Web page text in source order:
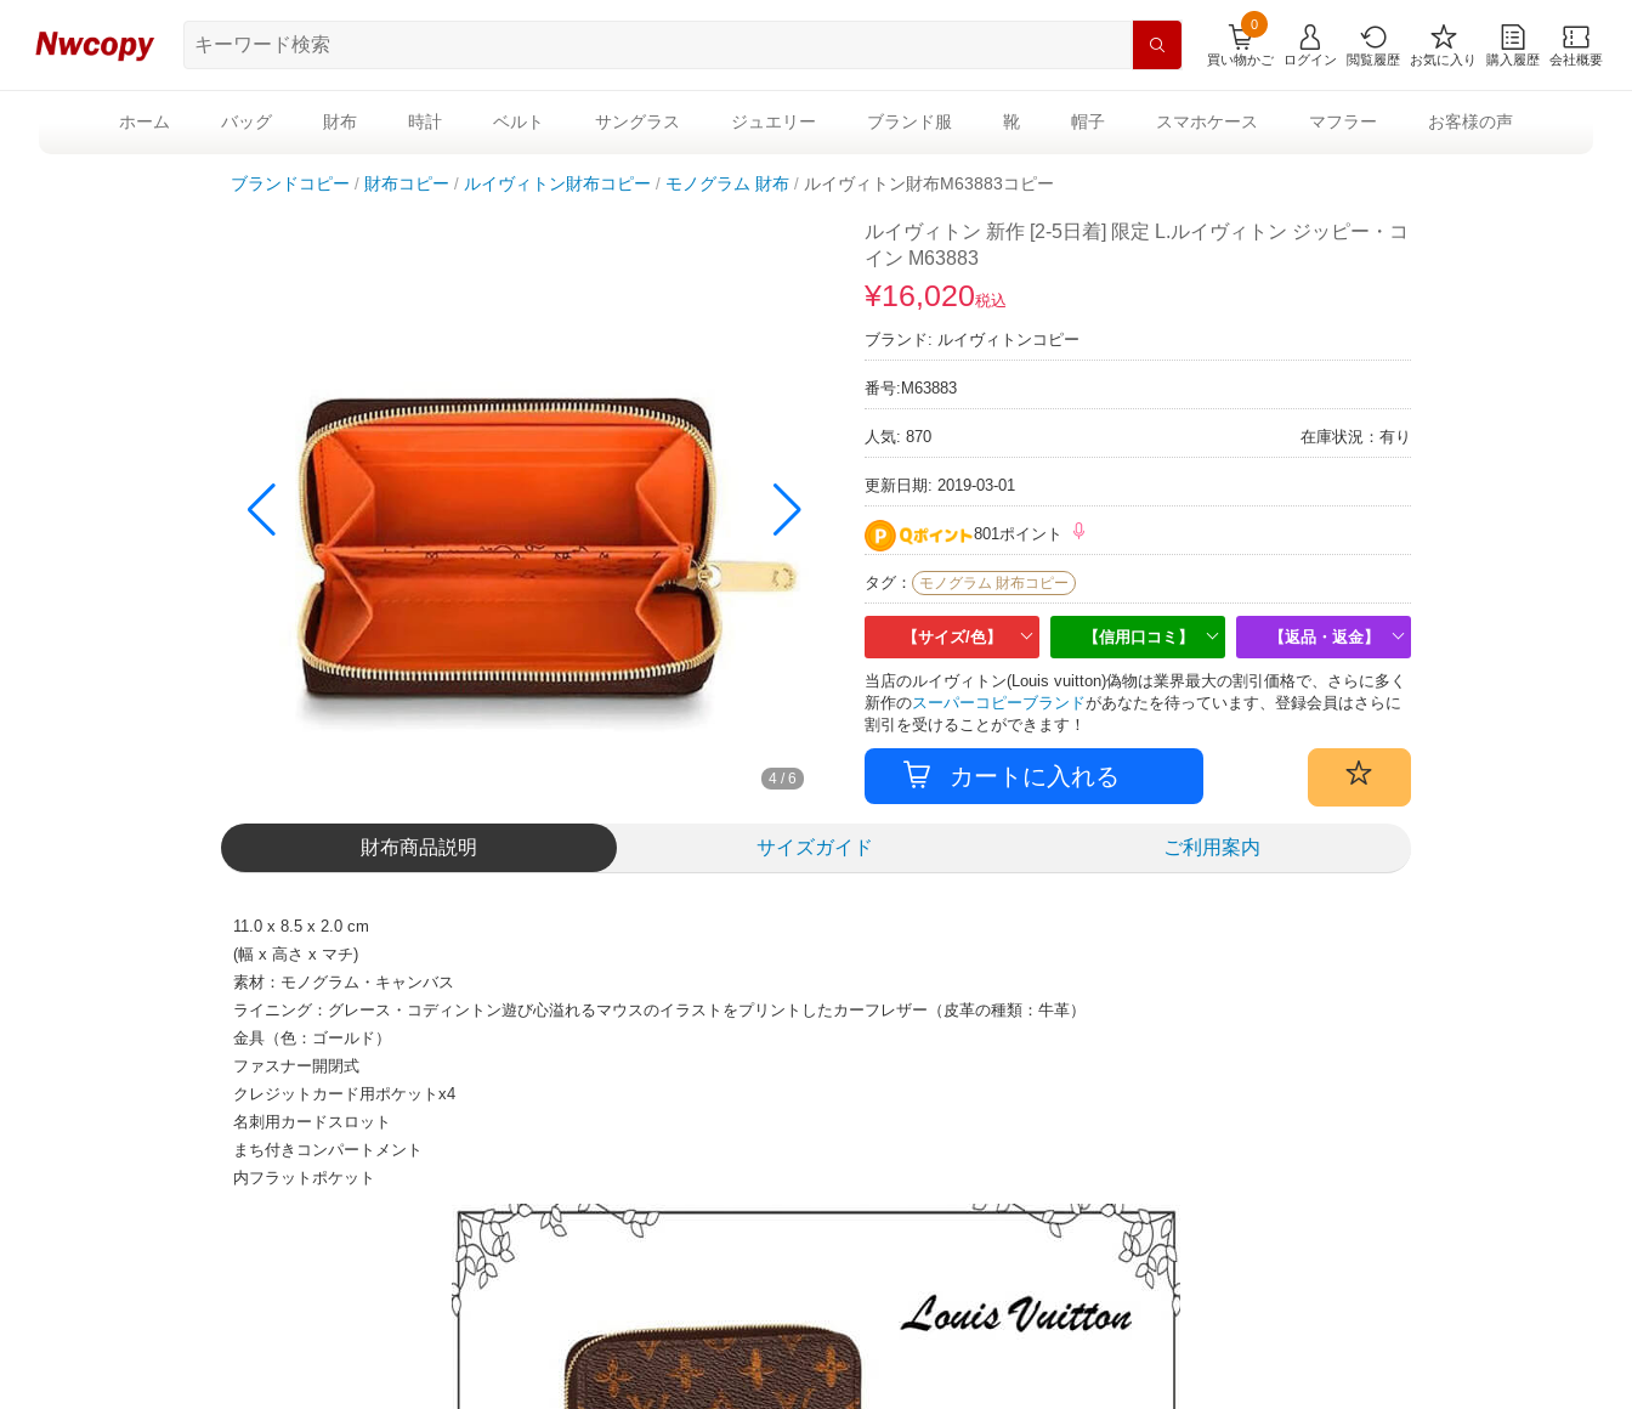
買い物かご
0
ログイン 閲覧履歴 お気に入り 購入履歴 会社概要
ホーム バッグ 財布 時計 ベルト サングラス ジュエリー ブランド服 靴 帽子 スマホケース マフラー お客様の声
ブランドコピー 財布コピー ルイヴィトン財布コピー モノグラム 財布 ルイヴィトン財布M63883コピー
4 / 6
ルイヴィトン 新作 [2-5日着] 限定 L.ルイヴィトン ジッピー・コ
イン M63883
¥16,020税込
ブランド: ルイヴィトンコピー
番号: M63883
人気: 870 在庫状況：有り
更新日期: 2019-03-01
801ポイント
タグ： モノグラム 財布コピー
【サイズ/色】 【信用口コミ】 【返品・返金】
当店のルイヴィトン(Louis vuitton)偽物は業界最大の割引価格で、さらに多く
新作のスーパーコピーブランドがあなたを待っています、登録会員はさらに
割引を受けることができます！
財布商品説明 サイズガイド ご利用案内
11.0 x 8.5 x 2.0 cm
(幅 x 高さ x マチ)
素材：モノグラム・キャンバス
ライニング：グレース・コディントン遊び心溢れるマウスのイラストをプリントしたカーフレザー（皮革の種類：牛革）
金具（色：ゴールド）
ファスナー開閉式
クレジットカード用ポケットx4
名刺用カードスロット
まち付きコンパートメント
内フラットポケット